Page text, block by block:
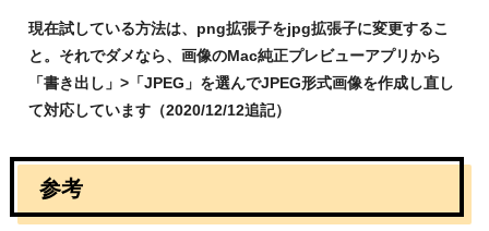
現在試している方法は、png拡張子をjpg拡張子に変更するこ
と。それでダメなら、画像のMac純正プレビューアプリから
「書き出し」>「JPEG」を選んでJPEG形式画像を作成し直し
て対応しています（2020/12/12追記）
参考